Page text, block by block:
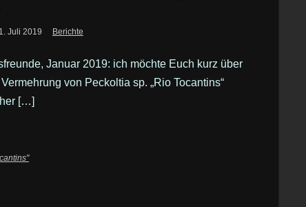
Juli 2019 Berichte
Januar 2019: ich möchte Euch kurz über
von Peckoltia sp. „Rio Tocantins“
[…]